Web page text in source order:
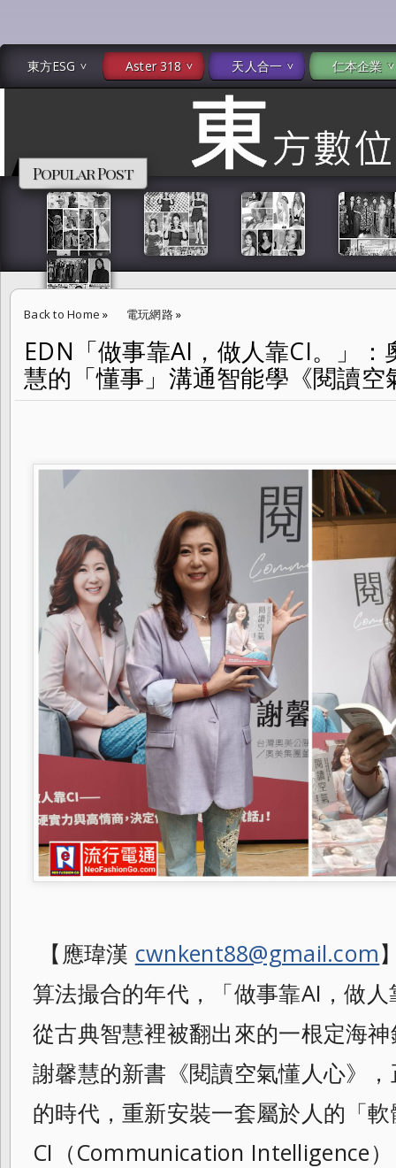
東方ESG Aster 318 天人合一 仁本企業
Popular Post
Back to Home » 電玩網路»
EDN「做事靠AI，做人靠CI。」：奧美公關董事總經理謝馨慧的「懂事
下雜誌出版
EDN「做事靠AI，做人靠CI。」
慧的「懂事」溝通智能學《閱讀
【應瑋漢 cwnkent88@gmail.com
算法撮合的年代，「做事靠AI，做
從古典智慧裡被翻出來的一根定海
謝馨慧的新書《閱讀空氣懂人心》
的時代，重新安裝一套屬於人的「
CI（Communication Intelligence